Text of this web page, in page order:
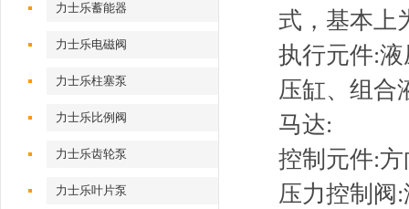
力士乐蓄能器
力士乐电磁阀
力士乐柱塞泵
力士乐比例阀
力士乐齿轮泵
力士乐叶片泵
式，基本上
执行元件:
压缸、组合
马达:
控制元件:
压力控制阀